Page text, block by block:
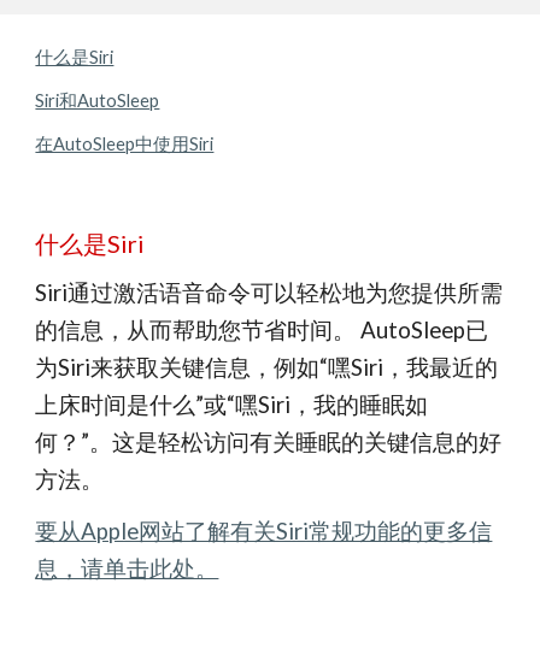
什么是Siri
Siri和AutoSleep
在AutoSleep中使用Siri
什么是Siri
Siri通过激活语音命令可以轻松地为您提供所需
的信息，从而帮助您节省时间。 AutoSleep已
为Siri来获取关键信息，例如“嘿Siri，我最近的
上床时间是什么”或“嘿Siri，我的睡眠如
何？”。这是轻松访问有关睡眠的关键信息的好
方法。
要从Apple网站了解有关Siri常规功能的更多信
息，请单击此处。